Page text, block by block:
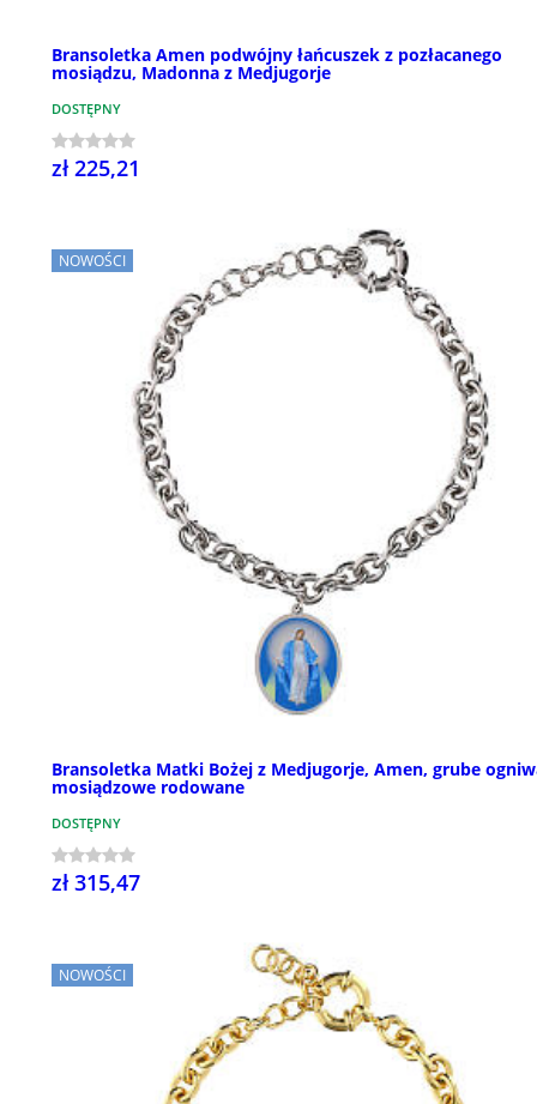
Bransoletka Amen podwójny łańcuszek z pozłacanego
mosiądzu, Madonna z Medjugorje
DOSTĘPNY
zł 225,21
NOWOŚCI
Bransoletka Matki Bożej z Medjugorje, Amen, grube
mosiądzowe rodowane
DOSTĘPNY
zł 315,47
NOWOŚCI